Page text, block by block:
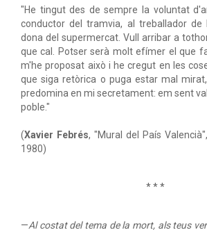
"He tingut des de sempre la voluntat
conductor del tramvia, al treballador de
dona del supermercat. Vull arribar a
que cal. Potser serà molt efímer el que
m'he proposat això i he cregut en les
que siga retòrica o puga estar mal
predomina en mi secretament: em sent
poble."
(Xavier Febrés, "Mural del País Valencià",
1980)
* * *
—Al costat del tema de la mort, als teus